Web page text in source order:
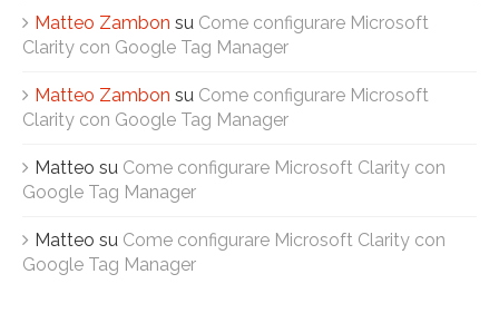
Matteo Zambon su Come configurare Microsoft
Clarity con Google Tag Manager
Matteo Zambon su Come configurare Microsoft
Clarity con Google Tag Manager
Matteo su Come configurare Microsoft Clarity con
Google Tag Manager
Matteo su Come configurare Microsoft Clarity con
Google Tag Manager